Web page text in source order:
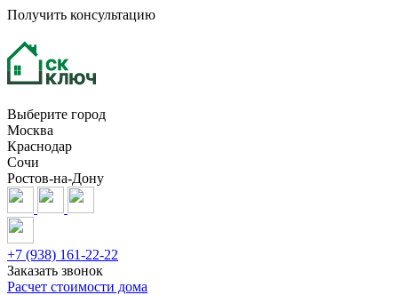
Получить консультацию
Выберите город
Москва
Краснодар
Сочи
Ростов-на-Дону
+7 (938) 161-22-22
Заказать звонок
Расчет стоимости дома